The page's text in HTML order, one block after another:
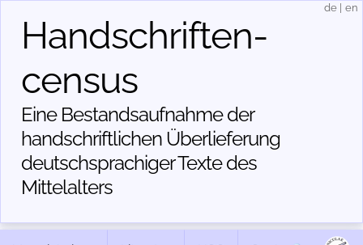
Handschriften­
census
Eine Bestandsaufnahme der
handschriftlichen Über­lieferung
deutschsprachiger Texte des
Mittelalters
de en